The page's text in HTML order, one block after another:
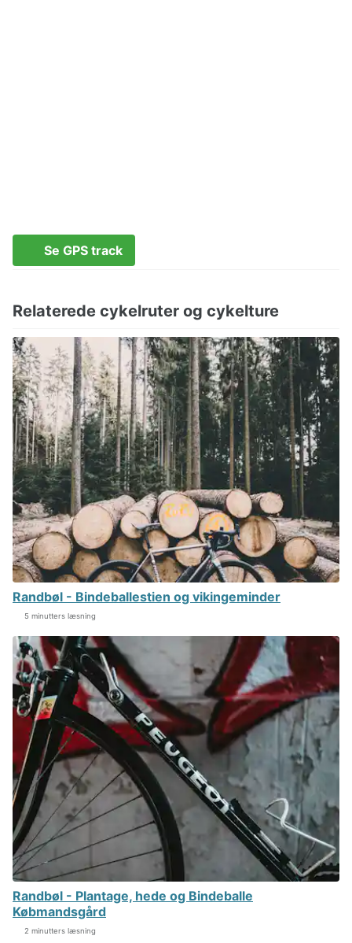
Se GPS track
Relaterede cykelruter og cykelture
Randbøl - Bindeballestien og vikingeminder
5 minutters læsning
Randbøl - Plantage, hede og Bindeballe
Købmandsgård
2 minutters læsning